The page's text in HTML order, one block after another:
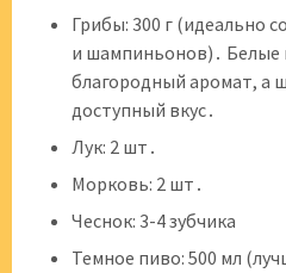
Грибы: 300 г (идеально
и шампиньонов)․ Белые
благородный аромат, а
доступный вкус․
Лук: 2 шт․
Морковь: 2 шт․
Чеснок: 3-4 зубчика
Темное пиво: 500 мл